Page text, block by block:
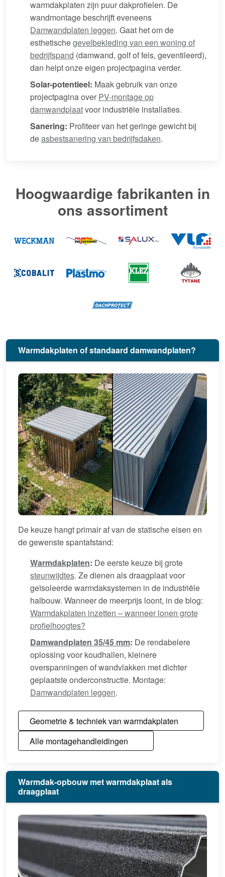
warmdakplaten zijn puur dakprofielen. De
wandmontage beschrijft eveneens
Damwandplaten leggen. Gaat het om de
esthetischegevelbekleding van een woning of
bedrijfspand (damwand, golf of fels, geventileerd),
dan helpt onze eigen projectpagina verder.
Solar-potentieel: Maak gebruik van onze
projectpagina over PV-montage op
damwandplaatvoor industriële installaties.
Sanering: Profiteer van het geringe gewicht bij
deasbestsanering van bedrijfsdaken.
Hoogwaardige fabrikanten in
ons assortiment
Warmdakplaten of standaard damwandplaten?
De keuze hangt primair af van de statische eisen en
de gewenste spantafstand:
Warmdakplaten: De eerste keuze bij grote
steunwijdtes. Ze dienen als draagplaat voor
geïsoleerde warmdaksystemen in de industriële
halbouw. Wanneer de meerprijs loont, in de blog:
Warmdakplaten inzetten – wanneer lonen grote
profielhoogtes?
Damwandplaten 35/45 mm: De rendabelere
oplossing voor koudhallen, kleinere
overspanningen of wandvlakken met dichter
geplaatste onderconstructie. Montage:
Damwandplaten leggen.
Geometrie & techniek van warmdakplaten
Alle montagehandleidingen
Warmdak-opbouw met warmdakplaat als
draagplaat